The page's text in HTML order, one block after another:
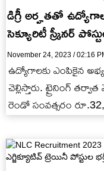
డిగ్రీ అర్హతతో
సెక్యూరిటీ స్క్రీనర్
November 24, 2023 / 02:16
ఉద్యోగాలకు ఎంపికైన
చెల్లిస్తారు. ట్రైనింగ్
రెండో సంవత్సరం